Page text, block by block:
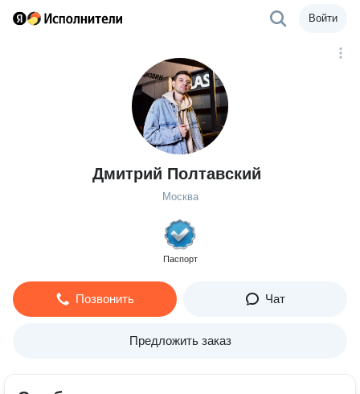
Войти
Дмитрий Полтавский
Москва
Паспорт
Позвонить Чат
Предложить заказ